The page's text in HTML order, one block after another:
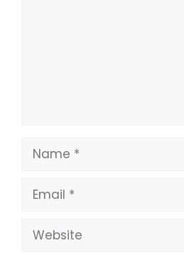
Name
Email
Website